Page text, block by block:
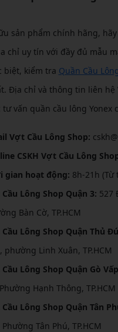
sản phẩm chính hãng, hãy
chỉ uy tín với đầy đủ mẫu
biệt, kiểm tra Quần Cầu
Địa chỉ và thông tin liên hệ
tư vấn quần cầu lông Yonex
Vợt Cầu Lông Shop:
CSKH Vợt Cầu Lông
gian hoạt động: 8h-21h (Từ
Lông Shop Quận 3: 527
Bàn Cờ, TP.HCM
Lông Shop Quận Thủ
phường Linh Xuân, TP.HCM
Lông Shop Quận Gò
Hạnh Thông, TP.HCM
Lông Shop Quận Tân
Phường Tân Phú, TP.HCM